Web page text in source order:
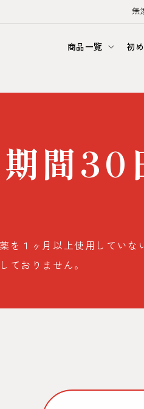
無
商品一覧 初
間30
を１ヶ月以上使用してい
ておりません。